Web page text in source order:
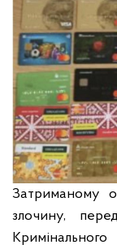
Затриманому
злочину,